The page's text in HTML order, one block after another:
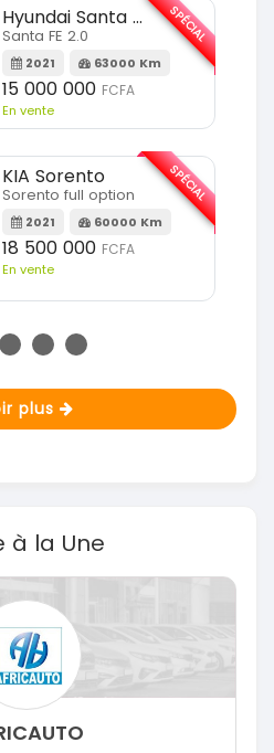
Hyundai Santa FE
Santa FE 2.0
2021 63000 Km
15 000 000 FCFA
En vente
SPÉCIAL
KIA Sorento
Sorento full option
2021 60000 Km
18 500 000 FCFA
En vente
SPÉCIAL
plus
à la Une